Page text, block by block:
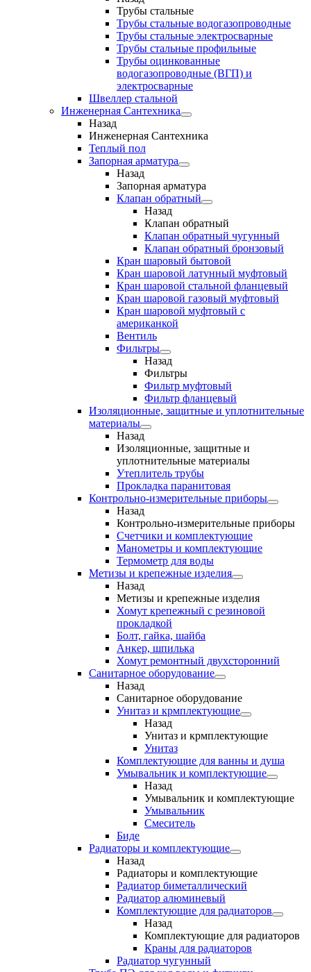
Трубы стальные
Трубы стальные водогазопроводные
Трубы стальные электросварные
Трубы стальные профильные
Трубы оцинкованные
водогазопроводные (ВГП) и
электросварные
Швеллер стальной
Инженерная Сантехника
Назад
Инженерная Сантехника
Теплый пол
Запорная арматура
Назад
Запорная арматура
Клапан обратный
Назад
Клапан обратный
Клапан обратный чугунный
Клапан обратный бронзовый
Кран шаровый бытовой
Кран шаровой латунный муфтовый
Кран шаровой стальной фланцевый
Кран шаровой газовый муфтовый
Кран шаровой муфтовый с
американкой
Вентиль
Фильтры
Назад
Фильтры
Фильтр муфтовый
Фильтр фланцевый
Изоляционные, защитные и уплотнительные
материалы
Назад
Изоляционные, защитные и
уплотнительные материалы
Утеплитель трубы
Прокладка паранитовая
Контрольно-измерительные приборы
Назад
Контрольно-измерительные приборы
Счетчики и комплектующие
Манометры и комплектующие
Термометр для воды
Метизы и крепежные изделия
Назад
Метизы и крепежные изделия
Хомут крепежный с резиновой
прокладкой
Болт, гайка, шайба
Анкер, шпилька
Хомут ремонтный двухсторонний
Санитарное оборудование
Назад
Санитарное оборудование
Унитаз и крмплектующие
Назад
Унитаз и крмплектующие
Унитаз
Комплектующие для ванны и душа
Умывальник и комплектующие
Назад
Умывальник и комплектующие
Умывальник
Смеситель
Биде
Радиаторы и комплектующие
Назад
Радиаторы и комплектующие
Радиатор биметаллический
Радиатор алюминевый
Комплектующие для радиаторов
Назад
Комплектующие для радиаторов
Краны для радиаторов
Радиатор чугунный